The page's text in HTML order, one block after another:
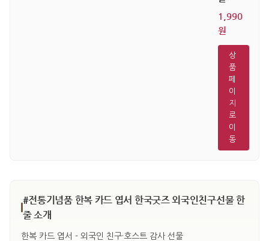
1,990
원
상
품
페
이
지
로
이
동
#전통기념품 한복 카드 엽서 한국굿즈 외국인친구선물 한
줄 소개
한복 카드 엽서 - 외국인 친구·호스트 감사 선물